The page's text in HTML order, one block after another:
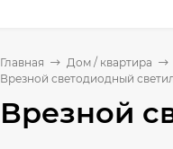
Главная Дом / квартира
Врезной светодиодный
Врезной